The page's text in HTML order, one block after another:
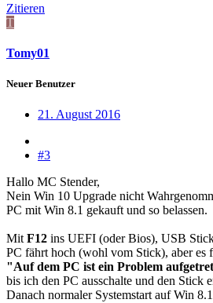
Zitieren
T
Tomy01
Neuer Benutzer
21. August 2016
#3
Hallo MC Stender,
Nein Win 10 Upgrade nicht
PC mit Win 8.1 gekauft und so belassen.
Mit F12 ins UEFI (oder Bios), USB
PC fährt hoch (wohl vom Stick), aber es
"Auf dem PC ist ein Problem
bis ich den PC ausschalte und den Stick
Danach normaler Systemstart auf Win